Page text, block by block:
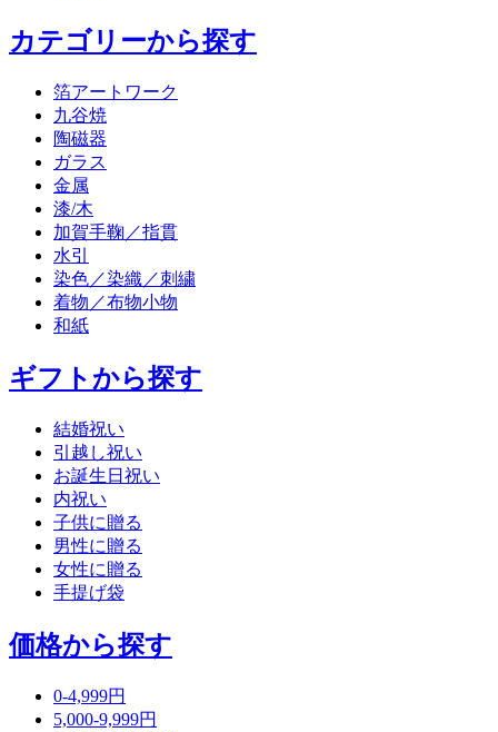
カテゴリーから探す
箔アートワーク
九谷焼
陶磁器
ガラス
金属
漆/木
加賀手鞠／指貫
水引
染色／染織／刺繍
着物／布物小物
和紙
ギフトから探す
結婚祝い
引越し祝い
お誕生日祝い
内祝い
子供に贈る
男性に贈る
女性に贈る
手提げ袋
価格から探す
0-4,999円
5,000-9,999円